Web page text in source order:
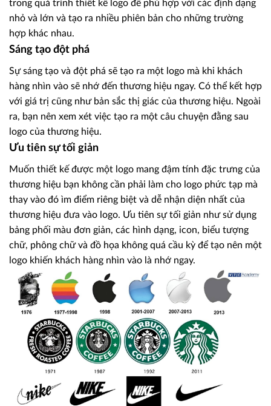
trong quá trình thiết kế logo để phù hợp với các định dạng
nhỏ và lớn và tạo ra nhiều phiên bản cho những trường
hợp khác nhau.
Sáng tạo đột phá
Sự sáng tạo và đột phá sẽ tạo ra một logo mà khi khách
hàng nhìn vào sẽ nhớ đến thương hiệu ngay. Có thể kết hợp
với giá trị cũng như bản sắc thị giác của thương hiệu. Ngoài
ra, bạn nên xem xét việc tạo ra một câu chuyện đằng sau
logo của thương hiệu.
Ưu tiên sự tối giản
Muốn thiết kế được một logo mang đậm tính đặc trưng của
thương hiệu bạn không cần phải làm cho logo phức tạp mà
thay vào đó ìm điểm riêng biệt và dễ nhận diện nhất của
thương hiệu đưa vào logo. Ưu tiên sự tối giản như sử dụng
bảng phối màu đơn giản, các hình dạng, icon, biểu tượng
chữ, phông chữ và đồ họa không quá cầu kỳ để tạo nên một
logo khiến khách hàng nhìn vào là nhớ ngay.